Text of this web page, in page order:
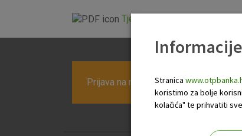
Tjedni newsletter
Prijava na newsletter OTP banke
Stranica
koristimo za bolje
kolačića" te prihvatiti